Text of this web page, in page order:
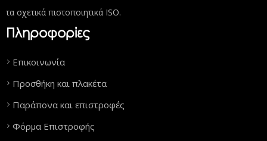
τα σχετικά πιστοποιητικά ISO.
Πληροφορίες
Επικοινωνία
Προσθήκη και πλακέτα
Παράπονα και επιστροφές
Φόρμα Επιστροφής